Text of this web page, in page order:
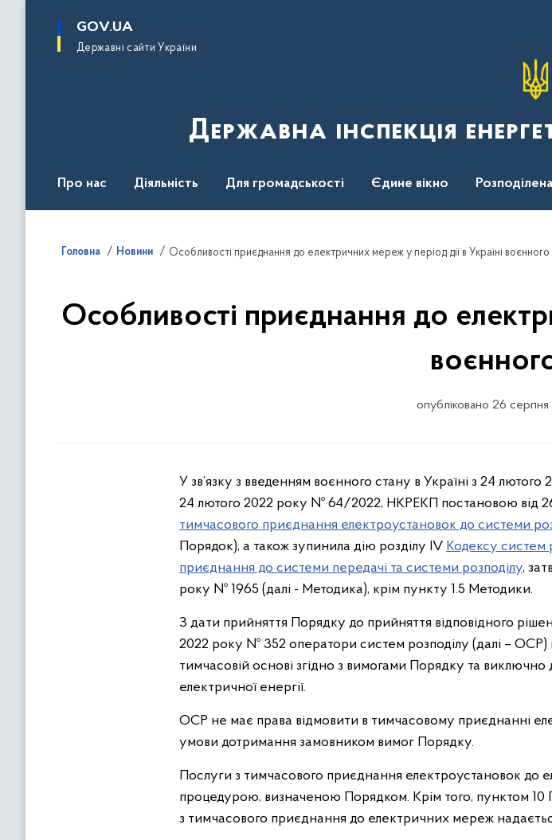
основного
GOV.UA
Державні сайти України
Державна інспекція
Про нас Діяльність Для громадськості Єдине вікно
Головна Новини Особливості приєднання до електричних мереж у період дії в Україні воєнного
Особливості приєднання до
опубліковано 26
У зв’язку з введенням воєнного стану в Україні з 24
24 лютого 2022 року № 64/2022, НКРЕКП постановою від
тимчасового приєднання електроустановок до системи
Порядок), а також зупинила дію розділу IV Кодексу систем
приєднання до системи передачі та системи розподілу,
року № 1965 (далі - Методика), крім пункту 1.5 Методики.
З дати прийняття Порядку до прийняття відповідного
2022 року № 352 оператори систем розподілу (далі –
тимчасовій основі згідно з вимогами Порядку та
електричної енергії.
ОСР не має права відмовити в тимчасовому приєднанні
умови дотримання замовником вимог Порядку.
Послуги з тимчасового приєднання електроустановок
процедурою, визначеною Порядком. Крім того, пунктом 10
з тимчасового приєднання до електричних мереж